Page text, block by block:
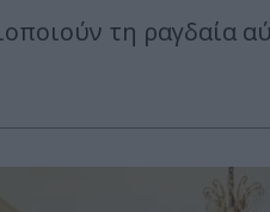
τη ραγδαία